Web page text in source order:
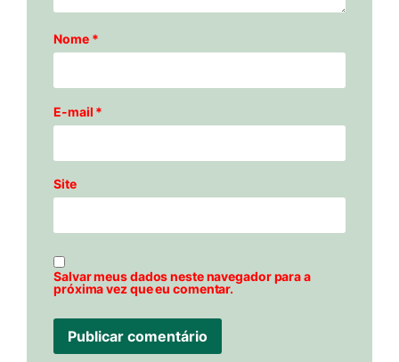
Nome *
E-mail *
Site
Salvar meus dados neste navegador para a
próxima vez que eu comentar.